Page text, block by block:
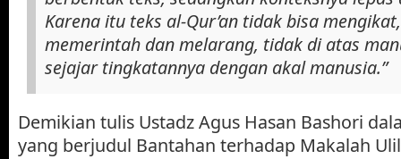
Karena itu teks al-Qur’an tidak bisa
memerintah dan melarang, tidak di atas
sejajar tingkatannya dengan akal manusia.”
Demikian tulis Ustadz Agus Hasan Bashori
yang berjudul Bantahan terhadap Makalah